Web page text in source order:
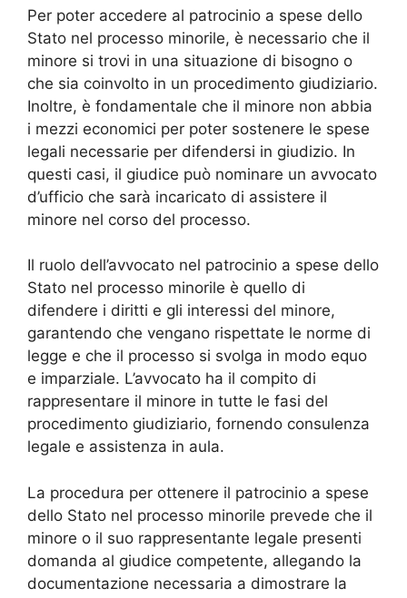
Per poter accedere al patrocinio a spese dello
Stato nel processo minorile, è necessario che il
minore si trovi in una situazione di bisogno o
che sia coinvolto in un procedimento giudiziario.
Inoltre, è fondamentale che il minore non abbia
i mezzi economici per poter sostenere le spese
legali necessarie per difendersi in giudizio. In
questi casi, il giudice può nominare un avvocato
d’ufficio che sarà incaricato di assistere il
minore nel corso del processo.
Il ruolo dell’avvocato nel patrocinio a spese dello
Stato nel processo minorile è quello di
difendere i diritti e gli interessi del minore,
garantendo che vengano rispettate le norme di
legge e che il processo si svolga in modo equo
e imparziale. L’avvocato ha il compito di
rappresentare il minore in tutte le fasi del
procedimento giudiziario, fornendo consulenza
legale e assistenza in aula.
La procedura per ottenere il patrocinio a spese
dello Stato nel processo minorile prevede che il
minore o il suo rappresentante legale presenti
domanda al giudice competente, allegando la
documentazione necessaria a dimostrare la